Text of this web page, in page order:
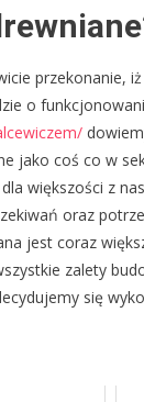
przekonanie,
o
jako coś co w
większości z
oraz
jest coraz
zalety
się